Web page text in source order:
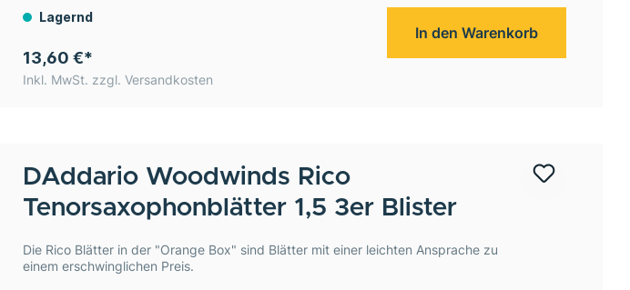
Lagernd
13,60 €*
Inkl. MwSt. zzgl. Versandkosten
In den Warenkorb
DAddario Woodwinds Rico
Tenorsaxophonblätter 1,5 3er Blister
Die Rico Blätter in der "Orange Box" sind Blätter mit einer leichten Ansprache zu
einem erschwinglichen Preis.